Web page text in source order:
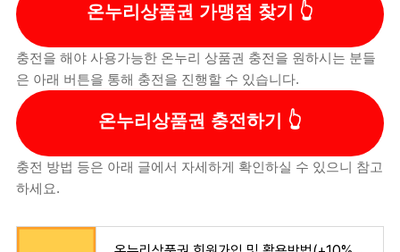
온누리상품권 가맹점 찾기
충전을 해야 사용가능한 온누리 상품권 충전을 원하시는 분들
은 아래 버튼을 통해 충전을 진행할 수 있습니다.
온누리상품권 충전하기
충전 방법 등은 아래 글에서 자세하게 확인하실 수 있으니 참고
하세요.